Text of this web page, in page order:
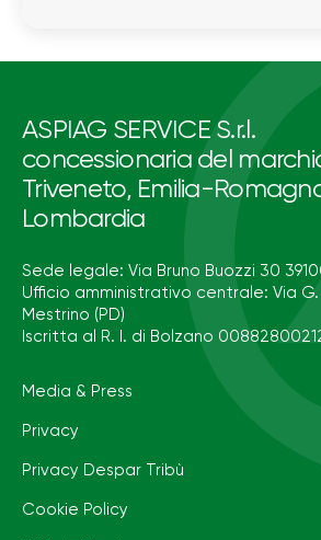
ASPIAG SERVICE S.r.l.
concessionaria del
Triveneto, Emilia-
Lombardia
Sede legale: Via Bruno Buozzi 30
Ufficio amministrativo centrale: Via G.
Mestrino (PD)
Iscritta al R. I. di Bolzano
Media & Press
Privacy
Privacy Despar Tribù
Cookie Policy